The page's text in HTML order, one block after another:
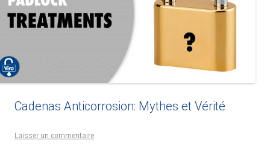
Cadenas Anticorrosion: Mythes et Vérité
Laisser un commentaire